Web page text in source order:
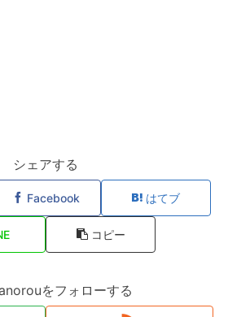
シェアする
Facebook はてブ
コピー
をフォローする